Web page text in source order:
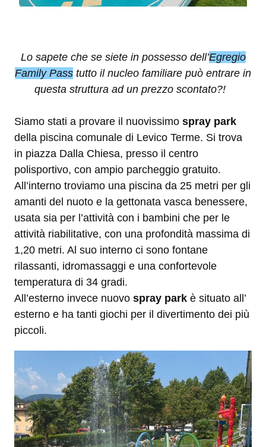
Lo sapete che se siete in possesso dell’Egregio
Family Pass tutto il nucleo familiare può entrare in
questa struttura ad un prezzo scontato?!
Siamo stati a provare il nuovissimo spray park
della piscina comunale di Levico Terme. Si trova
in piazza Dalla Chiesa, presso il centro
polisportivo, con ampio parcheggio gratuito.
All’interno troviamo una piscina da 25 metri per gli
amanti del nuoto e la gettonata vasca benessere,
usata sia per l’attività con i bambini che per le
attività riabilitative, con una profondità massima di
1,20 metri. Al suo interno ci sono fontane
rilassanti, idromassaggi e una confortevole
temperatura di 34 gradi.
All’esterno invece nuovo spray park è situato all’
esterno e ha tanti giochi per il divertimento dei più
piccoli.